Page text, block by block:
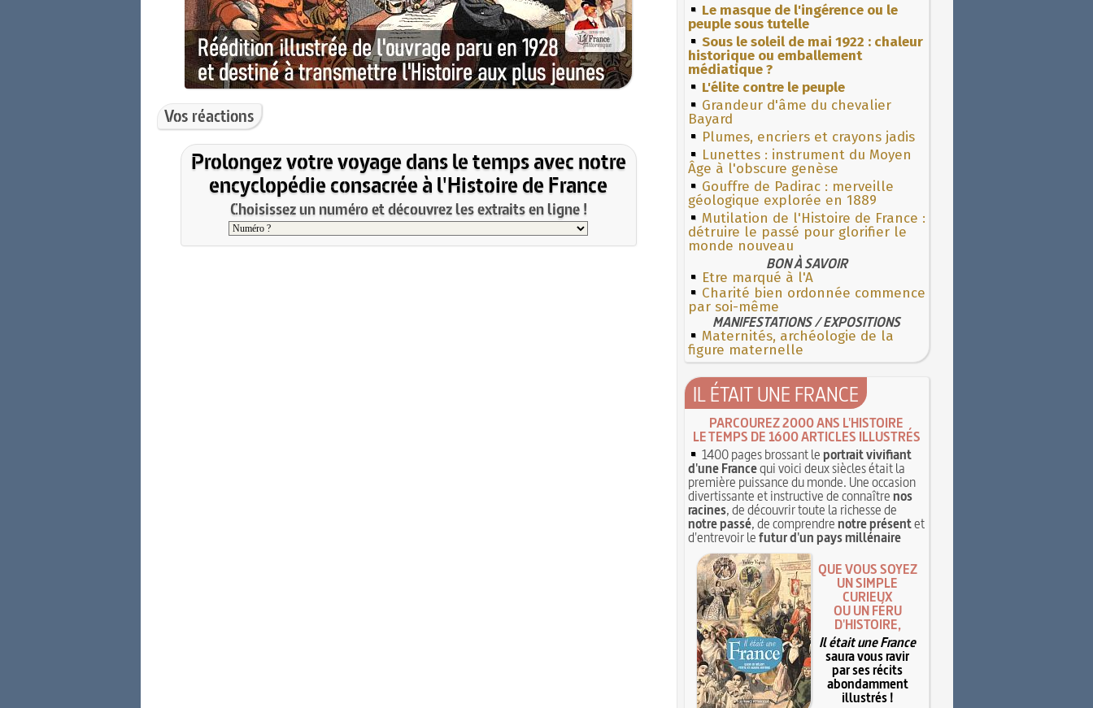
Vos réactions
Prolongez votre voyage dans le temps avec notre
encyclopédie consacrée à l'Histoire de France
Choisissez un numéro et découvrez les extraits en ligne !
Le masque de l'ingérence ou le
peuple sous tutelle
Sous le soleil de mai 1922 : chaleur
historique ou emballement
médiatique ?
L'élite contre le peuple
Grandeur d'âme du chevalier
Bayard
Plumes, encriers et crayons jadis
Lunettes : instrument du Moyen
Âge à l'obscure genèse
Gouffre de Padirac : merveille
géologique explorée en 1889
Mutilation de l'Histoire de France :
détruire le passé pour glorifier le
monde nouveau
BON À SAVOIR
Etre marqué à l'A
Charité bien ordonnée commence
par soi-même
MANIFESTATIONS / EXPOSITIONS
Maternités, archéologie de la
figure maternelle
IL ÉTAIT UNE FRANCE
PARCOUREZ 2000 ANS L'HISTOIRE
LE TEMPS DE 1600 ARTICLES ILLUSTRÉS
1400 pages brossant leportrait vivifiant
d'une Francequi voici deux siècles était la
première puissance du monde. Une occasion
divertissante et instructive de connaîtrenos
racines, de découvrir toute la richesse de
notre passé, de comprendrenotre présentet
d'entrevoir lefutur d'un pays millénaire
QUE VOUS SOYEZ
UN SIMPLE
CURIEUX
OU UN FÉRU
D'HISTOIRE,
Il était une France
saura vous ravir
par ses récits
abondamment
illustrés !